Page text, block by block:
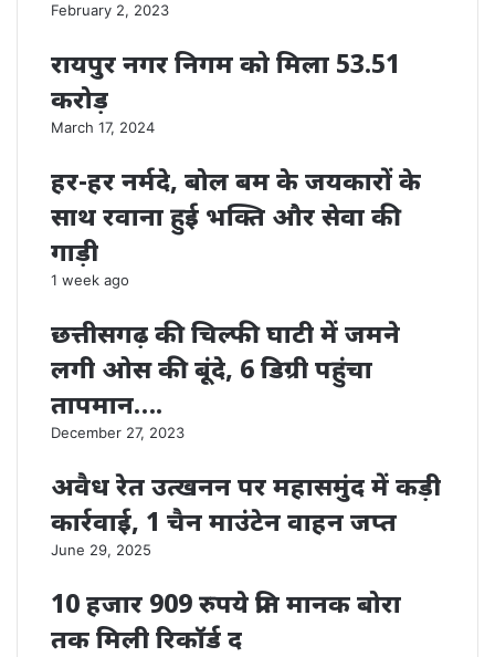
February 2, 2023
रायपुर नगर निगम को मिला 53.51
करोड़
March 17, 2024
हर-हर नर्मदे, बोल बम के जयकारों के
साथ रवाना हुई भक्ति और सेवा की
गाड़ी
1 week ago
छत्तीसगढ़ की चिल्फी घाटी में जमने
लगी ओस की बूंदे, 6 डिग्री पहुंचा
तापमान….
December 27, 2023
अवैध रेत उत्खनन पर महासमुंद में कड़ी
कार्रवाई, 1 चैन माउंटेन वाहन जप्त
June 29, 2025
10 हजार 909 रुपये प्रति मानक बोरा
तक मिली रिकॉर्ड द